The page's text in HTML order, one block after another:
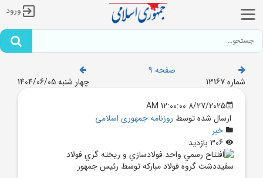
ورود
صفحه 9
شماره 13167
چهار شنبه 1404/06/05
8/27/2025 12:00:00 AM
ارسال شده توسط روزنامه جمهوری اسلامی
خبر